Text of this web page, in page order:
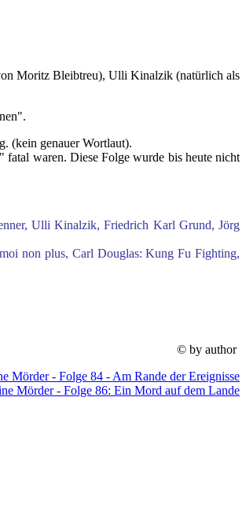
Moritz Bleibtreu), Ulli Kinalzik (natürlich als
(kein genauer Wortlaut).
fatal waren. Diese Folge wurde bis heute nicht
Ulli Kinalzik, Friedrich Karl Grund, Jörg
non plus, Carl Douglas: Kung Fu Fighting,
© by author
Mörder - Folge 84 - Am Rande der Ereignisse
Mörder - Folge 86: Ein Mord auf dem Lande